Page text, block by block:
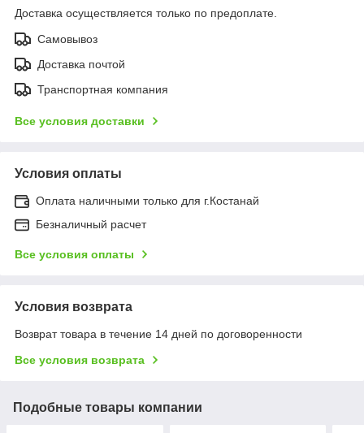
Доставка осуществляется только по предоплате.
Самовывоз
Доставка почтой
Транспортная компания
Все условия доставки
Условия оплаты
Оплата наличными только для г.Костанай
Безналичный расчет
Все условия оплаты
Условия возврата
Возврат товара в течение 14 дней по договоренности
Все условия возврата
Подобные товары компании